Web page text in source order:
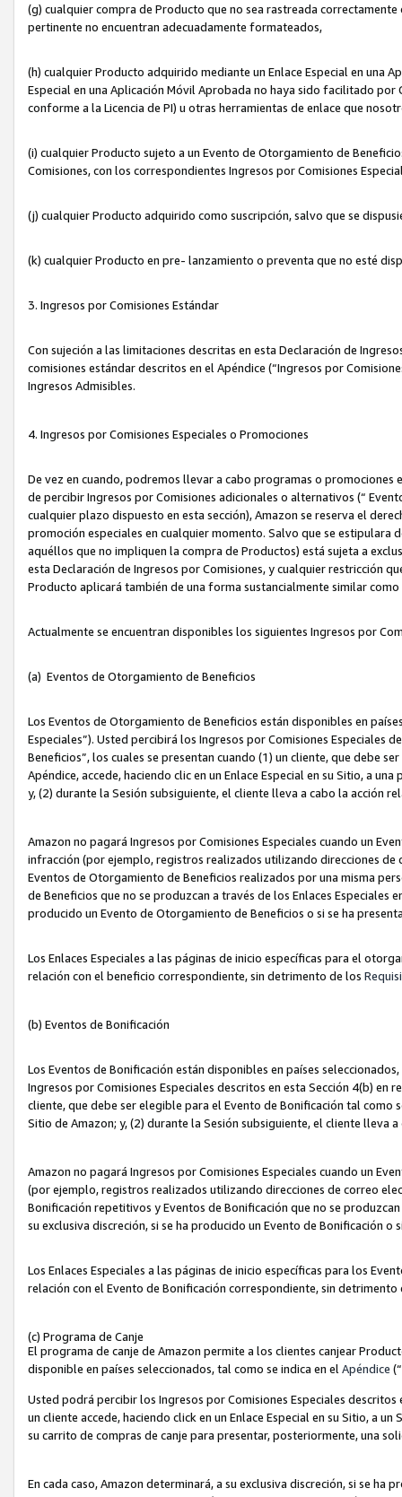
(g) cualquier compra de Producto que no sea rastreada
pertinente no encuentran adecuadamente formateados,
(h) cualquier Producto adquirido mediante un Enlace Especial en una
Especial en una Aplicación Móvil Aprobada no haya sido facilitado
conforme a la Licencia de PI) u otras herramientas de enlace que
(i) cualquier Producto sujeto a un Evento de Otorgamiento de
Comisiones, con los correspondientes Ingresos por Comisiones
(j) cualquier Producto adquirido como suscripción, salvo que se
(k) cualquier Producto en pre- lanzamiento o preventa que no esté
3. Ingresos por Comisiones Estándar
Con sujeción a las limitaciones descritas en esta Declaración de
comisiones estándar descritos en el Apéndice (“Ingresos por
Ingresos Admisibles.
4. Ingresos por Comisiones Especiales o Promociones
De vez en cuando, podremos llevar a cabo programas o
de percibir Ingresos por Comisiones adicionales o alternativos (“
cualquier plazo dispuesto en esta sección), Amazon se reserva el
promoción especiales en cualquier momento. Salvo que se
aquéllos que no impliquen la compra de Productos) está sujeta a
esta Declaración de Ingresos por Comisiones, y cualquier restricción
Producto aplicará también de una forma sustancialmente similar
Actualmente se encuentran disponibles los siguientes Ingresos por
(a) Eventos de Otorgamiento de Beneficios
Los Eventos de Otorgamiento de Beneficios están disponibles en
Especiales”). Usted percibirá los Ingresos por Comisiones Especiales
Beneficios”, los cuales se presentan cuando (1) un cliente, que debe
Apéndice, accede, haciendo clic en un Enlace Especial en su Sitio, a
y, (2) durante la Sesión subsiguiente, el cliente lleva a cabo la acción
Amazon no pagará Ingresos por Comisiones Especiales cuando un
infracción (por ejemplo, registros realizados utilizando direcciones
Eventos de Otorgamiento de Beneficios realizados por una misma
de Beneficios que no se produzcan a través de los Enlaces Especiales
producido un Evento de Otorgamiento de Beneficios o si se ha
Los Enlaces Especiales a las páginas de inicio específicas para el
relación con el beneficio correspondiente, sin detrimento de los
(b) Eventos de Bonificación
Los Eventos de Bonificación están disponibles en países
Ingresos por Comisiones Especiales descritos en esta Sección 4(b) en
cliente, que debe ser elegible para el Evento de Bonificación tal como
Sitio de Amazon; y, (2) durante la Sesión subsiguiente, el cliente lleva
Amazon no pagará Ingresos por Comisiones Especiales cuando un
(por ejemplo, registros realizados utilizando direcciones de correo
Bonificación repetitivos y Eventos de Bonificación que no se
su exclusiva discreción, si se ha producido un Evento de Bonificación
Los Enlaces Especiales a las páginas de inicio específicas para los
relación con el Evento de Bonificación correspondiente, sin
(c) Programa de Canje
El programa de canje de Amazon permite a los clientes canjear
disponible en países seleccionados, tal como se indica en el Apéndice
Usted podrá percibir los Ingresos por Comisiones Especiales
un cliente accede, haciendo click en un Enlace Especial en su Sitio, a
su carrito de compras de canje para presentar, posteriormente, una
En cada caso, Amazon determinará, a su exclusiva discreción, si se